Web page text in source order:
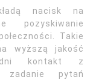
nacisk na
pozyskiwanie
Takie
wyższą jakość
kontakt z
zadanie pytań